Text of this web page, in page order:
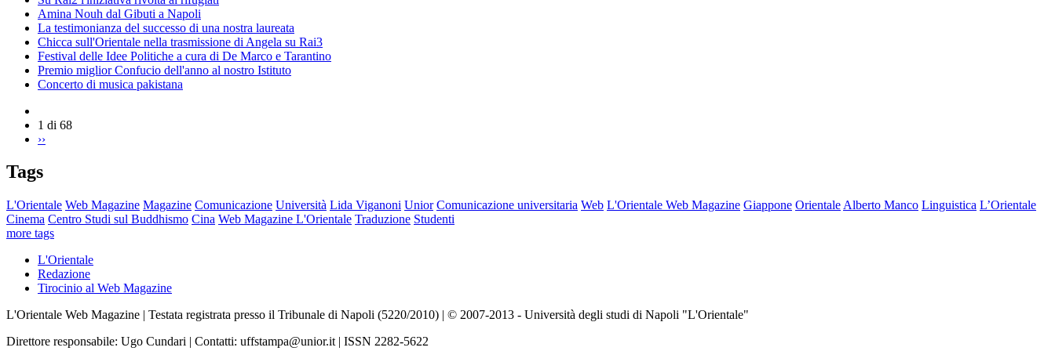
Amina Nouh dal Gibuti a Napoli
La testimonianza del successo di una nostra laureata
Chicca sull'Orientale nella trasmissione di Angela su Rai3
Festival delle Idee Politiche a cura di De Marco e Tarantino
Premio miglior Confucio dell'anno al nostro Istituto
Concerto di musica pakistana
1 di 68
››
Tags
L'Orientale Web Magazine Magazine Comunicazione Università Lida Viganoni Unior Comunicazione universitaria Web L'Orientale Web Magazine Giappone Orientale Alberto Manco Linguistica L’Orientale
Cinema Centro Studi sul Buddhismo Cina Web Magazine L'Orientale Traduzione Studenti
more tags
L'Orientale
Redazione
Tirocinio al Web Magazine
L'Orientale Web Magazine | Testata registrata presso il Tribunale di Napoli (5220/2010) | © 2007-2013 - Università degli studi di Napoli "L'Orientale"
Direttore responsabile: Ugo Cundari | Contatti: uffstampa@unior.it | ISSN 2282-5622